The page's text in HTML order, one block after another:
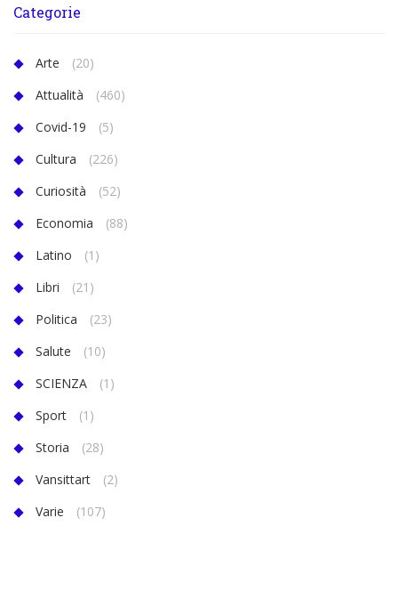
Categorie
Arte
(20)
Attualità
(460)
Covid-19
(5)
Cultura
(226)
Curiosità
(52)
Economia
(88)
Latino
(1)
Libri
(21)
Politica
(23)
Salute
(10)
SCIENZA
(1)
Sport
(1)
Storia
(28)
Vansittart
(2)
Varie
(107)